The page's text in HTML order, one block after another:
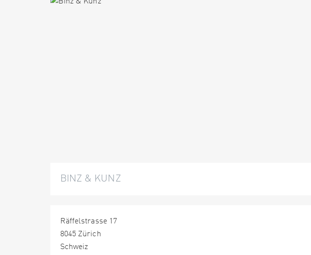
BINZ & KUNZ
Räffelstrasse 17
8045 Zürich
Schweiz